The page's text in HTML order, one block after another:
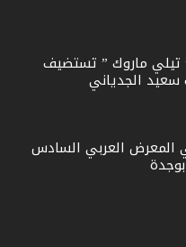
” تيلي ماروك ” تستضيف
سعيد الجدياني
العربي السادس